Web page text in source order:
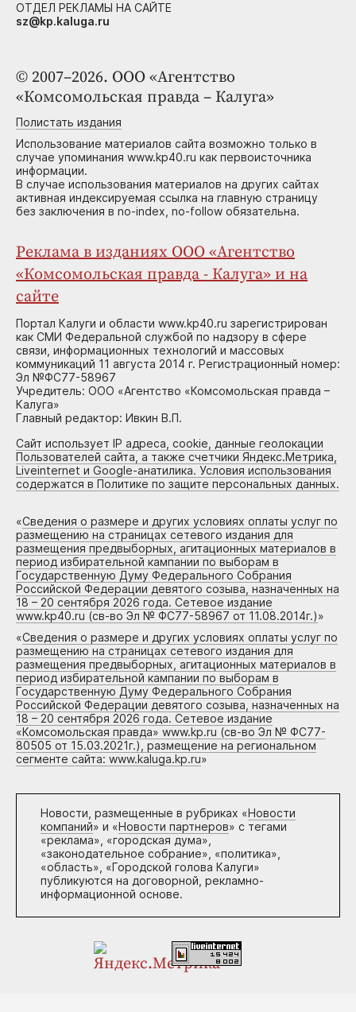
© 2007–2026. ООО «Агентство
«Комсомольская правда – Калуга»
Полистать издания
Использование материалов сайта возможно только в
случае упоминания www.kp40.ru как первоисточника
информации.
В случае использования материалов на других сайтах
активная индексируемая ссылка на главную страницу
без заключения в no-index, no-follow обязательна.
Реклама в изданиях ООО «Агентство
«Комсомольская правда - Калуга» и на
сайте
Портал Калуги и области www.kp40.ru зарегистрирован
как СМИ Федеральной службой по надзору в сфере
связи, информационных технологий и массовых
коммуникаций 11 августа 2014 г. Регистрационный номер:
Эл №ФС77-58967
Учредитель: ООО «Агентство «Комсомольская правда –
Калуга»
Главный редактор: Ивкин В.П.
Сайт использует IP адреса, cookie, данные геолокации
Пользователей сайта, а также счетчики Яндекс.Метрика,
Liveinternet и Google-анатилика. Условия использования
содержатся в Политике по защите персональных данных.
«Сведения о размере и других условиях оплаты услуг по
размещению на страницах сетевого издания для
размещения предвыборных, агитационных материалов в
период избирательной кампании по выборам в
Государственную Думу Федерального Собрания
Российской Федерации девятого созыва, назначенных на
18 – 20 сентября 2026 года. Сетевое издание
www.kp40.ru (св-во Эл № ФС77-58967 от 11.08.2014г.)»
«Сведения о размере и других условиях оплаты услуг по
размещению на страницах сетевого издания для
размещения предвыборных, агитационных материалов в
период избирательной кампании по выборам в
Государственную Думу Федерального Собрания
Российской Федерации девятого созыва, назначенных на
18 – 20 сентября 2026 года. Сетевое издание
«Комсомольская правда» www.kp.ru (св-во Эл № ФС77-
80505 от 15.03.2021г.), размещение на региональном
сегменте сайта: www.kaluga.kp.ru»
Новости, размещенные в рубриках «Новости
компаний» и «Новости партнеров» с тегами
«реклама», «городская дума»,
«законодательное собрание», «политика»,
«область», «Городской голова Калуги»
публикуются на договорной, рекламно-
информационной основе.
ОТДЕЛ РЕКЛАМЫ НА САЙТЕ
sz@kp.kaluga.ru